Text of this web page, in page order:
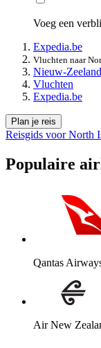
Voeg een
Expedia.be
Vluchten naar
Nieuw-Zeeland
Vluchten
Expedia.be
Plan je reis
Reisgids voor North
Populaire
Qantas
Air New